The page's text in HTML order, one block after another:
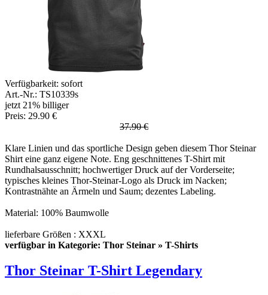
Verfügbarkeit: sofort
Art.-Nr.: TS10339s
jetzt 21% billiger
Preis: 29.90 €
37.90 €
Klare Linien und das sportliche Design geben diesem Thor Steinar
Shirt eine ganz eigene Note. Eng geschnittenes T-Shirt mit
Rundhalsausschnitt; hochwertiger Druck auf der Vorderseite;
typisches kleines Thor-Steinar-Logo als Druck im Nacken;
Kontrastnähte an Ärmeln und Saum; dezentes Labeling.
Material: 100% Baumwolle
lieferbare Größen : XXXL
verfügbar in Kategorie: Thor Steinar » T-Shirts
Thor Steinar T-Shirt Legendary